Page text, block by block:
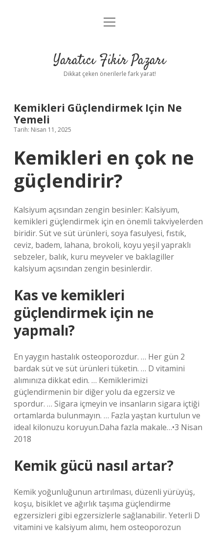
Anasayfa
Yasal Uyarı
menüyü
Yaratıcı Fikir Pazarı
Dikkat çeken önerilerle fark yarat!
Kemikleri Güçlendirmek Için Ne
Yemeli
Tarih: Nisan 11, 2025
Kemikleri en çok ne
güçlendirir?
Kalsiyum açısından zengin besinler: Kalsiyum,
kemikleri güçlendirmek için en önemli takviyelerden
biridir. Süt ve süt ürünleri, soya fasulyesi, fıstık,
ceviz, badem, lahana, brokoli, koyu yeşil yapraklı
sebzeler, balık, kuru meyveler ve baklagiller
kalsiyum açısından zengin besinlerdir.
Kas ve kemikleri
güçlendirmek için ne
yapmalı?
En yaygın hastalık osteoporozdur. … Her gün 2
bardak süt ve süt ürünleri tüketin. … D vitamini
alımınıza dikkat edin. … Kemiklerimizi
güçlendirmenin bir diğer yolu da egzersiz ve
spordur. … Sigara içmeyin ve insanların sigara içtiği
ortamlarda bulunmayın. … Fazla yaştan kurtulun ve
ideal kilonuzu koruyun.Daha fazla makale…•3 Nisan
2018
Kemik gücü nasıl artar?
Kemik yoğunluğunun artırılması, düzenli yürüyüş,
koşu, bisiklet ve ağırlık taşıma güçlendirme
egzersizleri gibi egzersizlerle sağlanabilir. Yeterli D
vitamini ve kalsiyum alımı, hem osteoporozun